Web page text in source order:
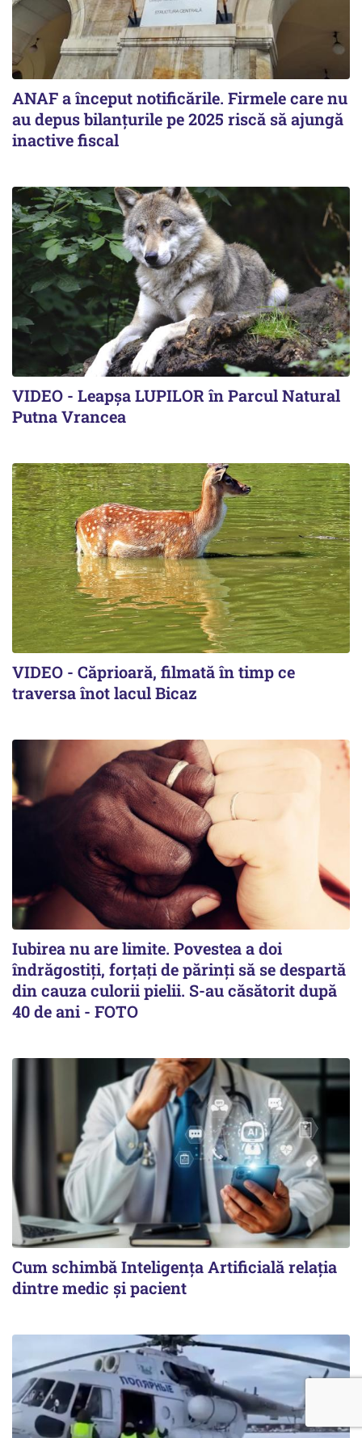
ANAF a început notificările. Firmele care nu
au depus bilanțurile pe 2025 riscă să ajungă
inactive fiscal
VIDEO - Leapșa LUPILOR în Parcul Natural
Putna Vrancea
VIDEO - Căprioară, filmată în timp ce
traversa înot lacul Bicaz
Iubirea nu are limite. Povestea a doi
îndrăgostiţi, forţaţi de părinţi să se despartă
din cauza culorii pielii. S-au căsătorit după
40 de ani - FOTO
Cum schimbă Inteligența Artificială relația
dintre medic și pacient